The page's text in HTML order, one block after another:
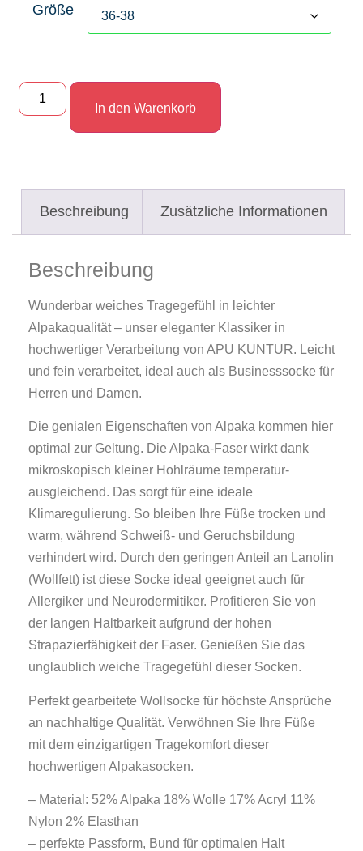
Größe
In den Warenkorb
Beschreibung Zusätzliche Informationen
Beschreibung
Wunderbar weiches Tragegefühl in leichter
Alpakaqualität – unser eleganter Klassiker in
hochwertiger Verarbeitung von APU KUNTUR. Leicht
und fein verarbeitet, ideal auch als Businesssocke für
Herren und Damen.
Die genialen Eigenschaften von Alpaka kommen hier
optimal zur Geltung. Die Alpaka-Faser wirkt dank
mikroskopisch kleiner Hohlräume temperatur-
ausgleichend. Das sorgt für eine ideale
Klimaregulierung. So bleiben Ihre Füße trocken und
warm, während Schweiß- und Geruchsbildung
verhindert wird. Durch den geringen Anteil an Lanolin
(Wollfett) ist diese Socke ideal geeignet auch für
Allergiker und Neurodermitiker. Profitieren Sie von
der langen Haltbarkeit aufgrund der hohen
Strapazierfähigkeit der Faser. Genießen Sie das
unglaublich weiche Tragegefühl dieser Socken.
Perfekt gearbeitete Wollsocke für höchste Ansprüche
an nachhaltige Qualität. Verwöhnen Sie Ihre Füße
mit dem einzigartigen Tragekomfort dieser
hochwertigen Alpakasocken.
– Material: 52% Alpaka 18% Wolle 17% Acryl 11%
Nylon 2% Elasthan
– perfekte Passform, Bund für optimalen Halt